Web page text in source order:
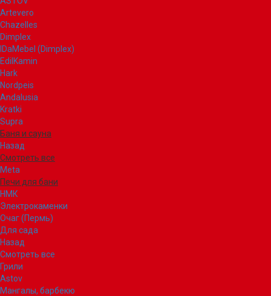
Artevero
Chazelles
Dimplex
IDaMebel (Dimplex)
EdilKamin
Hark
Nordpeis
Andalusia
Kratki
Supra
Баня и сауна
Назад
Смотреть все
Meta
Печи для бани
НМК
Электрокаменки
Очаг (Пермь)
Для сада
Назад
Смотреть все
Грили
Astov
Мангалы, барбекю